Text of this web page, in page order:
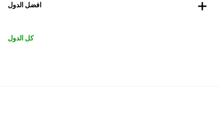
افضل الدول
كل الدول